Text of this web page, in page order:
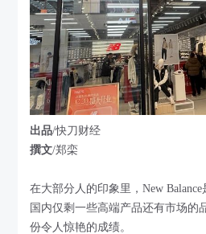
出品/快刀财经
撰文/郑栾
在大部分人的印象里，New
国内仅剩一些高端产品还有市场的
份令人惊艳的成绩。